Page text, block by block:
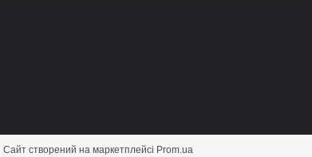
Сайт створений на маркетплейсі Prom.ua